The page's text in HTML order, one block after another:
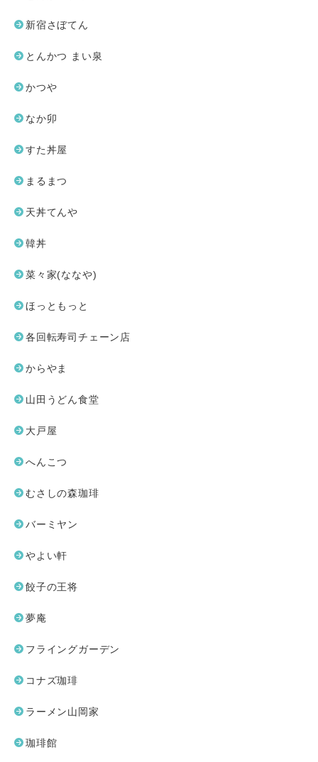
新宿さぼてん
とんかつ まい泉
かつや
なか卯
すた丼屋
まるまつ
天丼てんや
韓丼
菜々家(ななや)
ほっともっと
各回転寿司チェーン店
からやま
山田うどん食堂
大戸屋
へんこつ
むさしの森珈琲
バーミヤン
やよい軒
餃子の王将
夢庵
フライングガーデン
コナズ珈琲
ラーメン山岡家
珈琲館